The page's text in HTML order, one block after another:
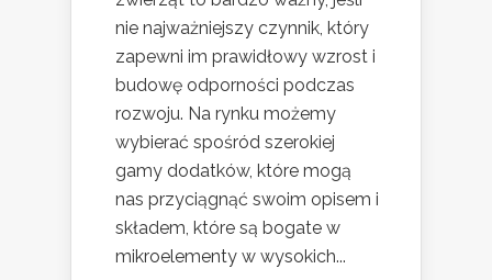
nie najważniejszy czynnik, który
zapewni im prawidłowy wzrost i
budowę odporności podczas
rozwoju. Na rynku możemy
wybierać spośród szerokiej
gamy dodatków, które mogą
nas przyciągnąć swoim opisem i
składem, które są bogate w
mikroelementy w wysokich...